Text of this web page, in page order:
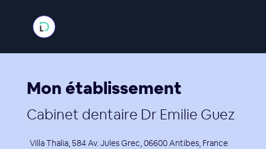
Mon établissement
Cabinet dentaire Dr Emilie Guez
Villa Thalia, 584 Av. Jules Grec, 06600 Antibes, France